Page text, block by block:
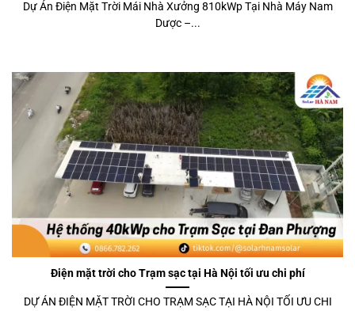
Dự Án Điện Mặt Trời Mái Nhà Xưởng 810kWp Tại Nhà Máy Nam
Dược –...
Điện mặt trời cho Trạm sạc tại Hà Nội tối ưu chi phí
DỰ ÁN ĐIỆN MẶT TRỜI CHO TRẠM SẠC TẠI HÀ NỘI TỐI ƯU CHI